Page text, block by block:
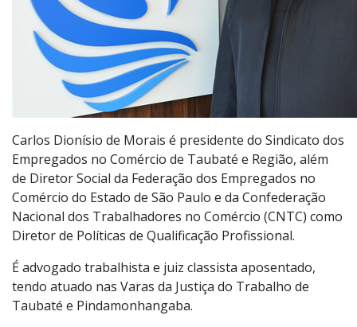
Carlos Dionísio de Morais é presidente do Sindicato dos
Empregados no Comércio de Taubaté e Região, além
de Diretor Social da Federação dos Empregados no
Comércio do Estado de São Paulo e da Confederação
Nacional dos Trabalhadores no Comércio (CNTC) como
Diretor de Políticas de Qualificação Profissional.
É advogado trabalhista e juiz classista aposentado,
tendo atuado nas Varas da Justiça do Trabalho de
Taubaté e Pindamonhangaba.